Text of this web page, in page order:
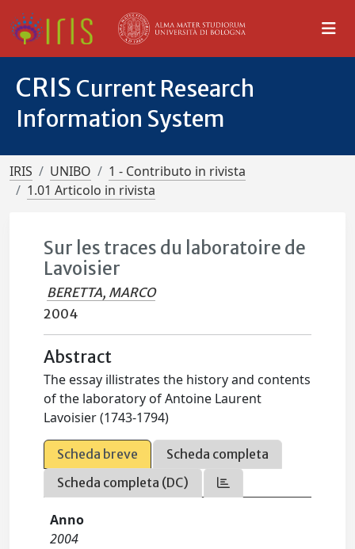
CRIS Current Research
Information System
IRIS UNIBO
1 - Contributo in rivista
1.01 Articolo in rivista
Sur les traces du laboratoire de
Lavoisier
BERETTA, MARCO
2004
Abstract
The essay illistrates the history and contents
of the laboratory of Antoine Laurent
Lavoisier (1743-1794)
Scheda breve
Scheda completa
Scheda completa (DC)
Anno
2004